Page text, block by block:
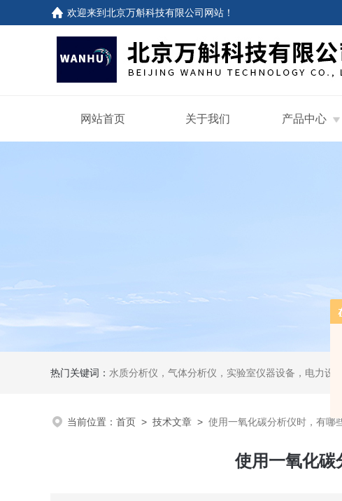
欢迎来到北京万斛科技有限公司网站 ！
网站首页 关于我们 产品中心
热门关键词： 水质分析仪，气体分析仪，实验室仪器设备，电力设
当前位置： 首页 > 技术文章 > 使用一氧化碳分析仪时，有哪
使用一氧化碳